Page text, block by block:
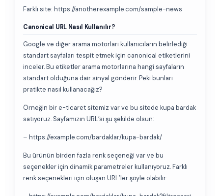
Farklı site: https://anotherexample.com/sample-news
Canonical URL Nasıl Kullanılır?
Google ve diğer arama motorları kullanıcıların belirlediği
standart sayfaları tespit etmek için canonical etiketlerini
inceler. Bu etiketler arama motorlarına hangi sayfaların
standart olduğuna dair sinyal gönderir. Peki bunları
pratikte nasıl kullanacağız?
Örneğin bir e-ticaret sitemiz var ve bu sitede kupa bardak
satıyoruz. Sayfamızın URL’si şu şekilde olsun:
– https://example.com/bardaklar/kupa-bardak/
Bu ürünün birden fazla renk seçeneği var ve bu
seçenekler için dinamik parametreler kullanıyoruz. Farklı
renk seçenekleri için oluşan URL’ler şöyle olabilir: